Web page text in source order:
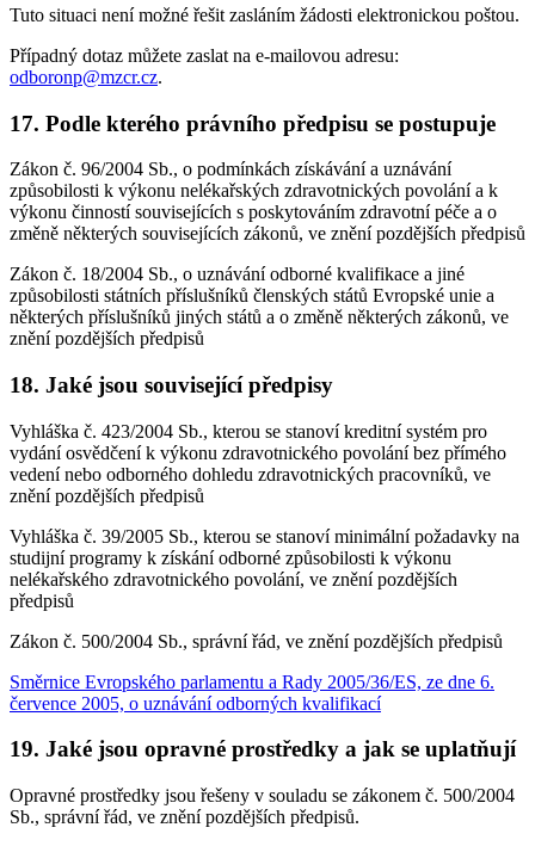
Tuto situaci není možné řešit zasláním žádosti elektronickou poštou.
Případný dotaz můžete zaslat na e-mailovou adresu:
odboronp@mzcr.cz.
17. Podle kterého právního předpisu se postupuje
Zákon č. 96/2004 Sb., o podmínkách získávání a uznávání
způsobilosti k výkonu nelékařských zdravotnických povolání a k
výkonu činností souvisejících s poskytováním zdravotní péče a o
změně některých souvisejících zákonů, ve znění pozdějších předpisů
Zákon č. 18/2004 Sb., o uznávání odborné kvalifikace a jiné
způsobilosti státních příslušníků členských států Evropské unie a
některých příslušníků jiných států a o změně některých zákonů, ve
znění pozdějších předpisů
18. Jaké jsou související předpisy
Vyhláška č. 423/2004 Sb., kterou se stanoví kreditní systém pro
vydání osvědčení k výkonu zdravotnického povolání bez přímého
vedení nebo odborného dohledu zdravotnických pracovníků, ve
znění pozdějších předpisů
Vyhláška č. 39/2005 Sb., kterou se stanoví minimální požadavky na
studijní programy k získání odborné způsobilosti k výkonu
nelékařského zdravotnického povolání, ve znění pozdějších
předpisů
Zákon č. 500/2004 Sb., správní řád, ve znění pozdějších předpisů
Směrnice Evropského parlamentu a Rady 2005/36/ES, ze dne 6.
července 2005, o uznávání odborných kvalifikací
19. Jaké jsou opravné prostředky a jak se uplatňují
Opravné prostředky jsou řešeny v souladu se zákonem č. 500/2004
Sb., správní řád, ve znění pozdějších předpisů.